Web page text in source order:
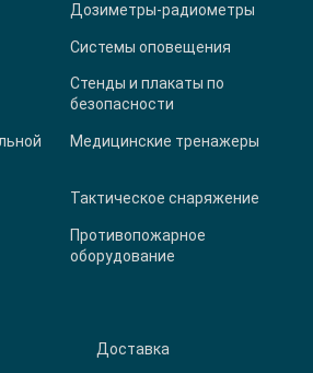
Дозиметры-радиометры
Системы оповещения
Стенды и плакаты по
безопасности
Медицинские тренажеры
Тактическое снаряжение
Противопожарное
оборудование
Доставка